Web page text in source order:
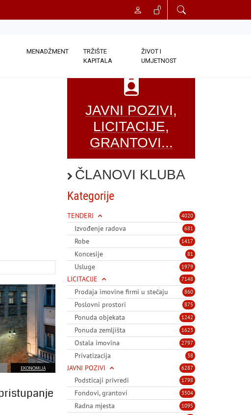
MENADŽMENT
TRŽIŠTE
KAPITALA
ŽIVOT I
UMJETNOST
EKONOMIJA
JAVNI POZIVI,
LICITACIJE,
GRANTOVI...
ČLANOVI KLUBA
Kategorije
4020
TENDERI
681
Izvođenje radova
1417
Robe
81
Koncesije
1979
Usluge
7148
LICITACIJE
860
Prodaja imovine firmi u stečaju
875
Poslovni prostori
1242
Ponuda objekata
1623
Ponuda zemljišta
2797
Ostala imovina
38
Privatizacija
6287
JAVNI POZIVI
1798
Podsticaji privredi
3504
Fondovi, grantovi
1095
Radna mjesta